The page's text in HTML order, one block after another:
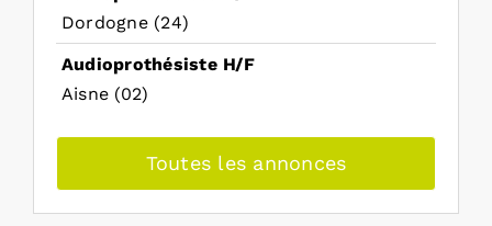
Dordogne (24)
Audioprothésiste H/F
Aisne (02)
Toutes les annonces